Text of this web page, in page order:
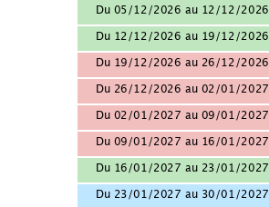
Du 05/12/2026 au 12/12/2026
Du 12/12/2026 au 19/12/2026
Du 19/12/2026 au 26/12/2026
Du 26/12/2026 au 02/01/2027
Du 02/01/2027 au 09/01/2027
Du 09/01/2027 au 16/01/2027
Du 16/01/2027 au 23/01/2027
Du 23/01/2027 au 30/01/2027